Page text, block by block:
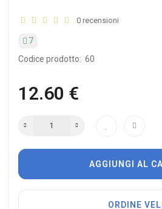
0 recensioni
7
Codice prodotto: 60
12.60 €
AGGIUNGI AL
ORDINE